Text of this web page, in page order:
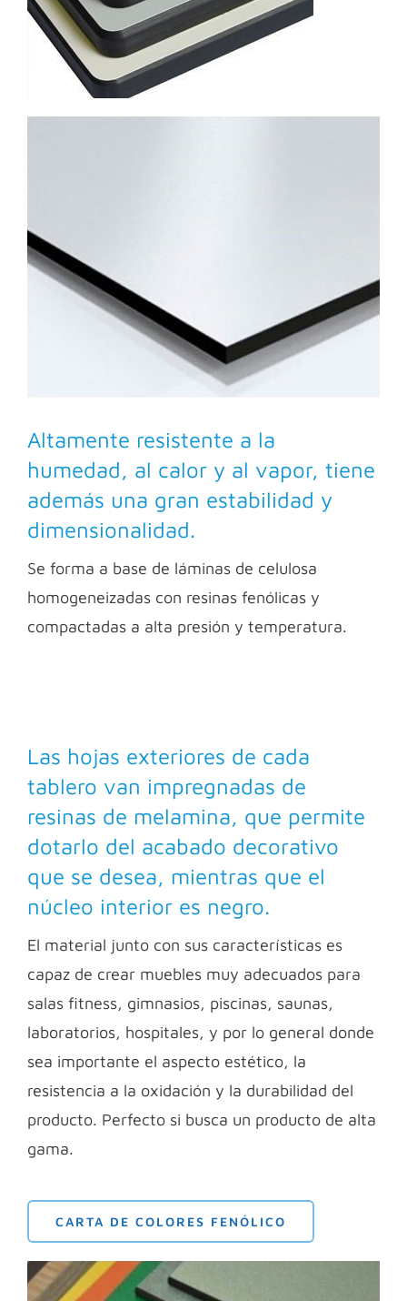
Altamente resistente a la
humedad, al calor y al vapor, tiene
además una gran estabilidad y
dimensionalidad.
Se forma a base de láminas de celulosa
homogeneizadas con resinas fenólicas y
compactadas a alta presión y temperatura.
Las hojas exteriores de cada
tablero van impregnadas de
resinas de melamina, que permite
dotarlo del acabado decorativo
que se desea, mientras que el
núcleo interior es negro.
El material junto con sus características es
capaz de crear muebles muy adecuados para
salas fitness, gimnasios, piscinas, saunas,
laboratorios, hospitales, y por lo general donde
sea importante el aspecto estético, la
resistencia a la oxidación y la durabilidad del
producto. Perfecto si busca un producto de alta
gama.
CARTA DE COLORES FENÓLICO